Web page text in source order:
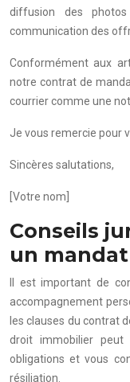
diffusion des
communication des
Conformément aux
notre contrat de
courrier comme une
Je vous remercie pour
Sincères salutations,
[Votre nom]
Conseils
un
Il est important de
accompagnement
les clauses du contrat
droit immobilier
obligations et vous
résiliation.